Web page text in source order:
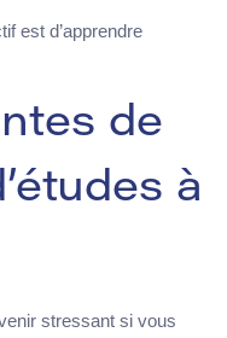
est d’apprendre
de
à
stressant si vous